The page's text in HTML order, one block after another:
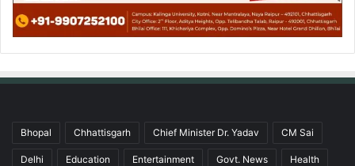
Bhopal Chhattisgarh Chief Minister Dr. Yadav CM Sai
Delhi Education Entertainment Govt. News Health